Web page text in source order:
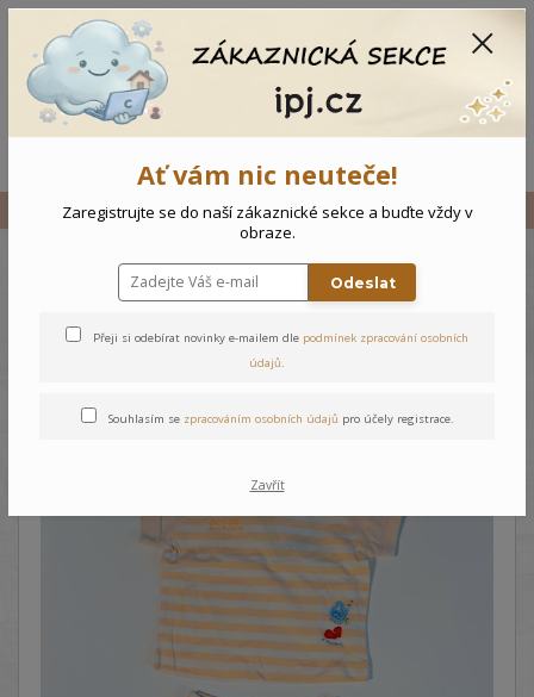
Vše Kojenecký komplet Potápění
Kojenecký komplet Potápění
Ať vám nic neuteče!
Zaregistrujte se do naší zákaznické sekce a buďte vždy v
obraze.
Odeslat
Přeji si odebírat novinky e-mailem dle podmínek zpracování osobních
údajů.
Souhlasím se zpracováním osobních údajů pro účely registrace.
Zavřít